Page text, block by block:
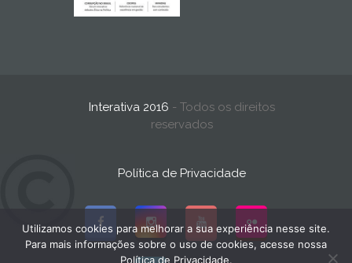
Interativa 2016 - Todos os direitos
reservados
Política de Privacidade
Utilizamos cookies para melhorar a sua experiência nesse site.
Para mais informações sobre o uso de cookies, acesse nossa
Política de Privacidade.